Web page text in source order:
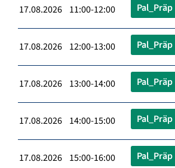
17.08.2026 11:00-12:00 Pal_Präp
17.08.2026 12:00-13:00 Pal_Präp
17.08.2026 13:00-14:00 Pal_Präp
17.08.2026 14:00-15:00 Pal_Präp
17.08.2026 15:00-16:00 Pal_Präp